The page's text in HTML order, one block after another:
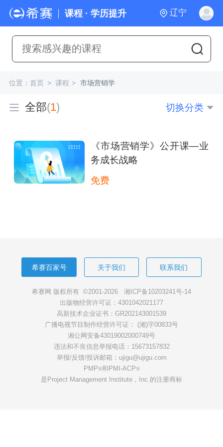
课程 · 学历提升 辽宁
位置： 首页 > 课程 > 市场营销学
全部(1) 切换分类
《市场营销学》公开课—业
务成长战略
免费
希赛百家号 关于我们 联系我们
希赛网 版权所有 ©2001-2026 湘ICP备10203241号-14
出版物经营许可证：4301042021177
高新技术企业证书：GR202143001539
广播电视节目制作经营许可证： (湘)字00833号
湘公网安备43019002000749号
违法和不良信息举报电话：15673157832
举报/反馈/投诉邮箱：ujigu@ujigu.com
PMP®和PMI-ACP®
是Project Management Institute，Inc.的注册商标